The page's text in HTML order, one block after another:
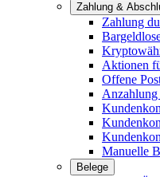
Zahlung &
Zahlung
Aktionen
Offene
Anzahlung
Manuelle
Belege